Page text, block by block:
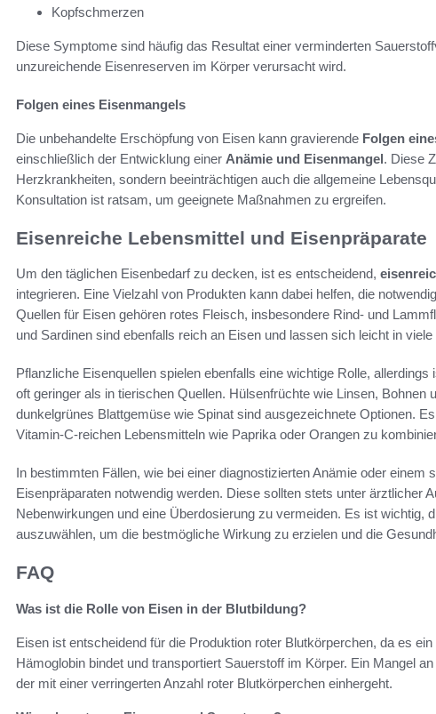
Kopfschmerzen
Diese Symptome sind häufig das Resultat einer verminderten
unzureichende Eisenreserven im Körper verursacht wird.
Folgen eines Eisenmangels
Die unbehandelte Erschöpfung von Eisen kann gravierende Folgen
einschließlich der Entwicklung einer Anämie und Eisenmangel. Diese
Herzkrankheiten, sondern beeinträchtigen auch die allgemeine
Konsultation ist ratsam, um geeignete Maßnahmen zu ergreifen.
Eisenreiche Lebensmittel und Eisenpräparate
Um den täglichen Eisenbedarf zu decken, ist es entscheidend,
integrieren. Eine Vielzahl von Produkten kann dabei helfen, die
Quellen für Eisen gehören rotes Fleisch, insbesondere Rind- und
und Sardinen sind ebenfalls reich an Eisen und lassen sich leicht in
Pflanzliche Eisenquellen spielen ebenfalls eine wichtige Rolle,
oft geringer als in tierischen Quellen. Hülsenfrüchte wie Linsen, Bohnen
dunkelgrünes Blattgemüse wie Spinat sind ausgezeichnete Optionen.
Vitamin-C-reichen Lebensmitteln wie Paprika oder Orangen zu
In bestimmten Fällen, wie bei einer diagnostizierten Anämie oder
Eisenpräparaten notwendig werden. Diese sollten stets unter ärztlicher
Nebenwirkungen und eine Überdosierung zu vermeiden. Es ist wichtig,
auszuwählen, um die bestmögliche Wirkung zu erzielen und die
FAQ
Was ist die Rolle von Eisen in der Blutbildung?
Eisen ist entscheidend für die Produktion roter Blutkörperchen, da es
Hämoglobin bindet und transportiert Sauerstoff im Körper. Ein Mangel
der mit einer verringerten Anzahl roter Blutkörperchen einhergeht.